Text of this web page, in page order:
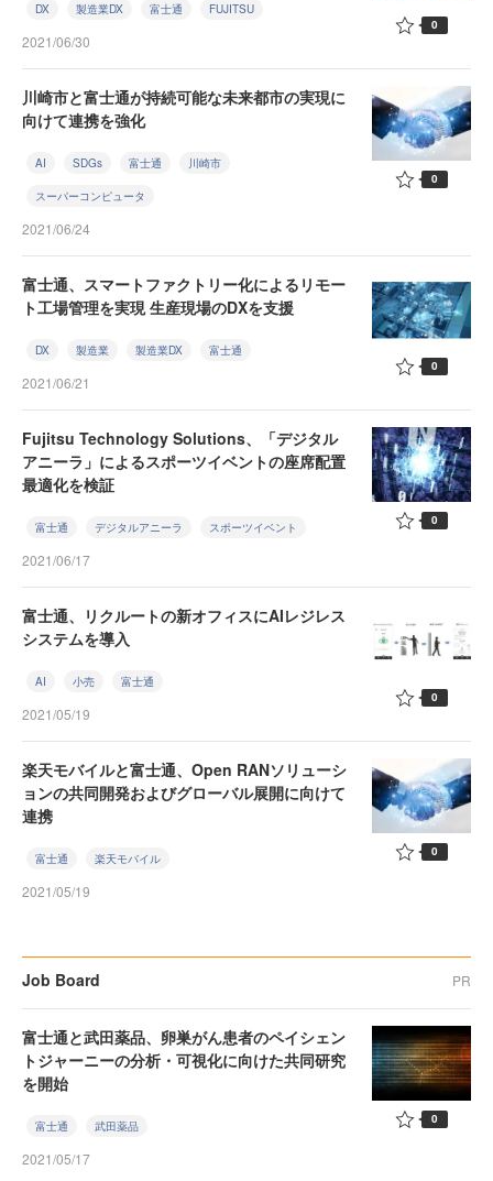
DX 製造業DX 富士通 FUJITSU
2021/06/30
0
川崎市と富士通が持続可能な未来都市の実現に
向けて連携を強化
AI SDGs 富士通 川崎市
スーパーコンピュータ
2021/06/24
0
富士通、スマートファクトリー化によるリモー
ト工場管理を実現 生産現場のDXを支援
DX 製造業 製造業DX 富士通
2021/06/21
0
Fujitsu Technology Solutions、「デジタル
アニーラ」によるスポーツイベントの座席配置
最適化を検証
富士通 デジタルアニーラ スポーツイベント
2021/06/17
0
富士通、リクルートの新オフィスにAIレジレス
システムを導入
AI 小売 富士通
2021/05/19
0
楽天モバイルと富士通、Open RANソリューシ
ョンの共同開発およびグローバル展開に向けて
連携
富士通 楽天モバイル
2021/05/19
0
Job Board PR
富士通と武田薬品、卵巣がん患者のペイシェン
トジャーニーの分析・可視化に向けた共同研究
を開始
富士通 武田薬品
2021/05/17
0